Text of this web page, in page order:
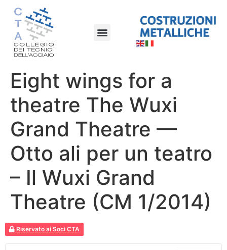
Eight wings for a
theatre The Wuxi
Grand Theatre —
Otto ali per un teatro
– Il Wuxi Grand
Theatre (CM 1/2014)
Riservato ai Soci CTA